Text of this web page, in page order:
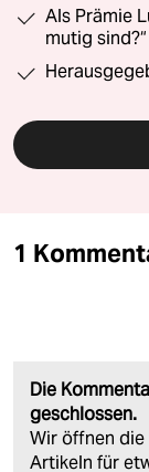
Als Prämie
mutig sind?“
1
Die
geschlossen.
Wir öffnen
Artikeln für